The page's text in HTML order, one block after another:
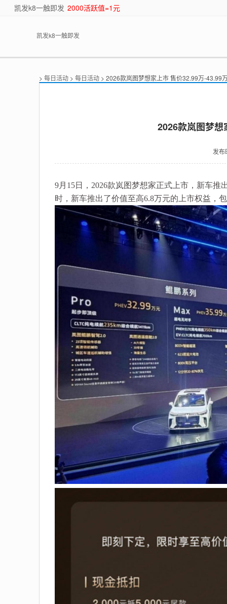
凯发k8一触即发 2000活跃值=1元
凯发k8一触即发
> 每日活动 > 每日活动 > 2026款岚图梦想家上市 售价32.99万-43.99
2026款岚图梦
发布
9月15日，2026款岚图梦想家正式上市，新车推
时，新车推出了价值至高6.8万元的上市权益，